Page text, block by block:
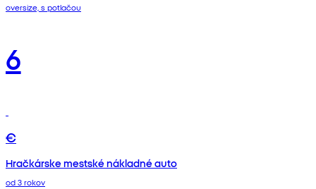
oversize, s potlačou
6
€
Hračkárske mestské nákladné auto
od 3 rokov